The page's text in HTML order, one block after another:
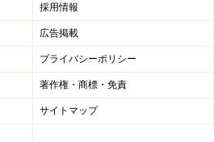
採用情報
広告掲載
プライバシーポリシー
著作権・商標・免責
サイトマップ